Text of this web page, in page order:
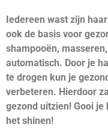
Iedereen wast zijn
ook de basis voor
shampooën,
automatisch. Door je
te drogen kun je
verbeteren. Hierdoor
gezond uitzien! Gooi
het shinen!